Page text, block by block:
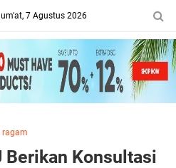
7 Agustus 2026
ragam
Berikan Konsultasi